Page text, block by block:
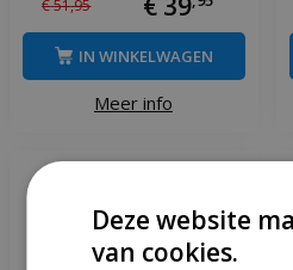
€51,95
Meer info
IN WINKELWAGEN
Deze website
van cookies.